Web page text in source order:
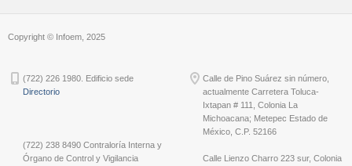
Copyright © Infoem, 2025
(722) 226 1980. Edificio sede
Directorio
(722) 238 8490 Contraloría Interna y
Órgano de Control y Vigilancia
Calle de Pino Suárez sin número,
actualmente Carretera Toluca-
Ixtapan # 111, Colonia La
Michoacana; Metepec Estado de
México, C.P. 52166
Calle Lienzo Charro 223 sur, Colonia